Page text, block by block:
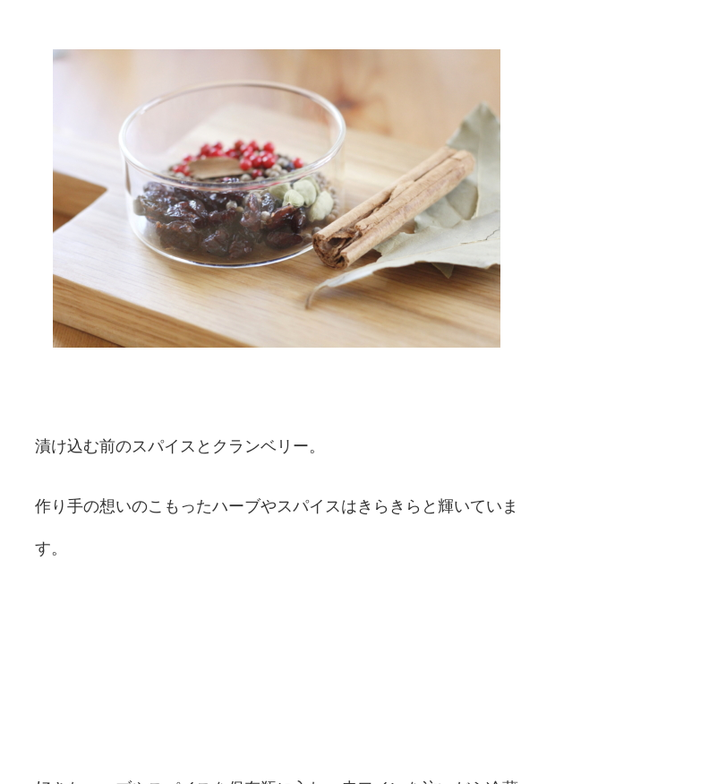
漬け込む前のスパイスとクランベリー。
作り手の想いのこもったハーブやスパイスはきらきらと輝いていま
す。